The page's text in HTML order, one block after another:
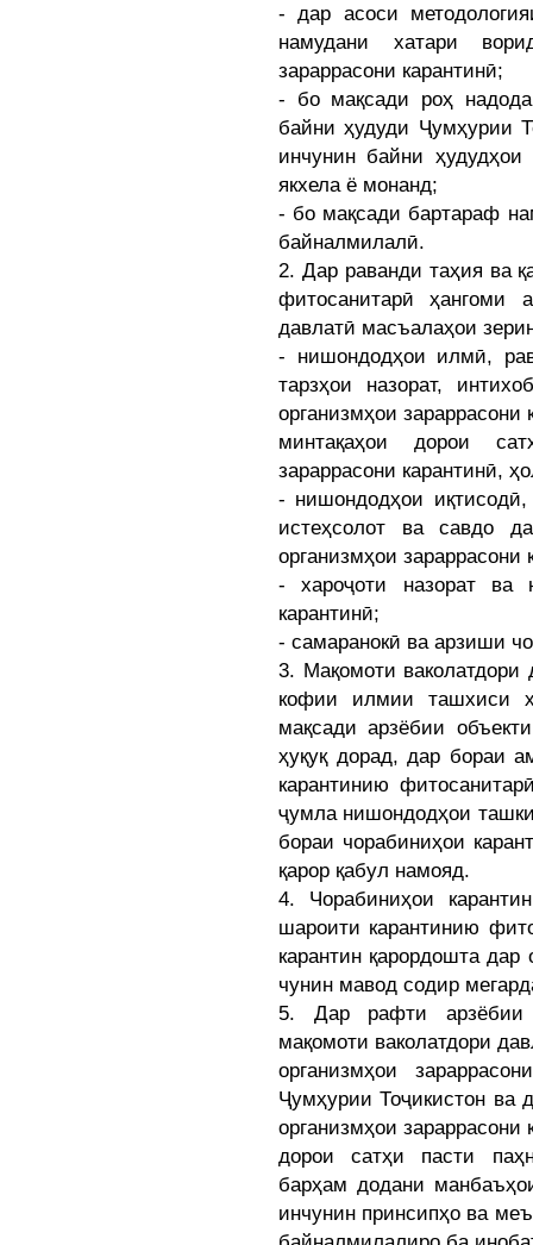
- дар асоси
намудани хатари
зараррасони карантинӣ;
- бо мақсади роҳ
байни ҳудуди Ҷумҳурии
инчунин байни
якхела ё монанд;
- бо мақсади бартараф
байналмилалӣ.
2. Дар раванди таҳия ва
фитосанитарӣ ҳангоми
давлатӣ масъалаҳои
- нишондодҳои илмӣ,
тарзҳои назорат,
организмҳои зараррасони
минтақаҳои дорои
зараррасони карантинӣ,
- нишондодҳои
истеҳсолот ва савдо
организмҳои зараррасони
- хароҷоти назорат ва
карантинӣ;
- самаранокӣ ва арзиши
3. Мақомоти ваколатдори
кофии илмии ташхиси
мақсади арзёбии
ҳуқуқ дорад, дар бораи
карантинию
ҷумла нишондодҳои
бораи чорабиниҳои
қарор қабул намояд.
4. Чорабиниҳои
шароити карантинию
карантин қарордошта
чунин мавод содир
5. Дар рафти арзёбии
мақомоти ваколатдори
организмҳои
Ҷумҳурии Тоҷикистон ва
организмҳои зараррасони
дорои сатҳи пасти
барҳам додани
инчунин принсипҳо ва